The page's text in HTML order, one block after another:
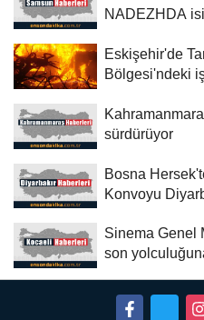
NADEZHDA
Eskişehir'de
Bölgesi'ndeki
sürdürüyor
Bosna
Konvoyu
Sinema Genel
son